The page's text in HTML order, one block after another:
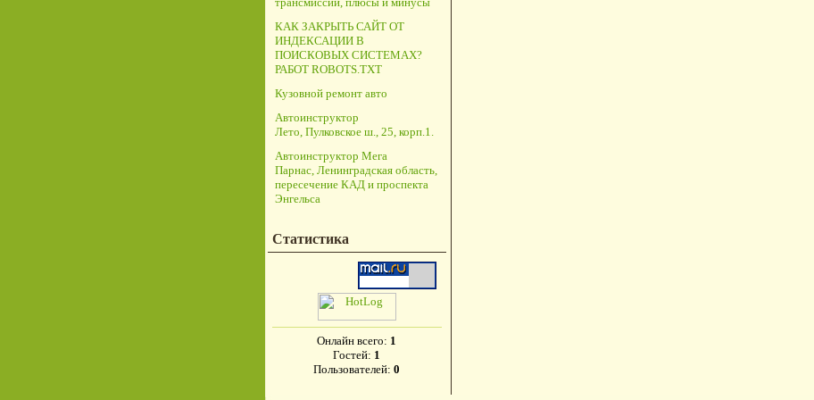
КАК ЗАКРЫТЬ САЙТ ОТ
ИНДЕКСАЦИИ В
ПОИСКОВЫХ СИСТЕМАХ?
РАБОТ ROBOTS.TXT
Кузовной ремонт авто
Автоинструктор
Лето, Пулковское ш., 25, корп.1.
Автоинструктор Мега
Парнас, Ленинградская область,
пересечение КАД и проспекта
Энгельса
Статистика
Онлайн всего: 1
Гостей: 1
Пользователей: 0